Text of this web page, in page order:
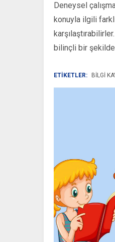
Deneysel
konuyla ilgili
bilinçli bir şekilde
ETİKETLER: BILGI